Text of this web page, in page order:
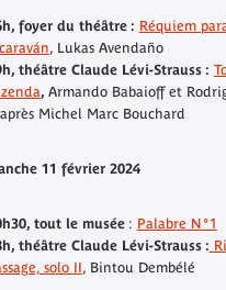
foyer du théâtre : Réquiem
, Lukas Avendaño
théâtre Claude Lévi-Strauss :
, Armando Babaioff et
Michel Marc Bouchard
11 février 2024
tout le musée: Palabre N°1
théâtre Claude Lévi-Strauss :
solo II, Bintou Dembélé